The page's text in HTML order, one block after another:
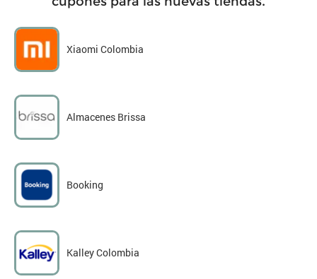
Xiaomi Colombia
Almacenes Brissa
Booking
Kalley Colombia